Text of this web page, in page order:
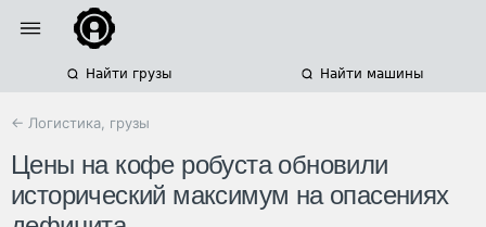
Найти грузы Найти машины
← Логистика, грузы
Цены на кофе робуста обновили
исторический максимум на опасениях